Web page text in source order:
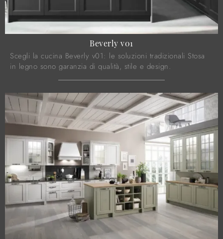
Beverly v01
Scegli la cucina Beverly v01: le soluzioni tradizionali Stosa
in legno sono garanzia di qualità, stile e design.